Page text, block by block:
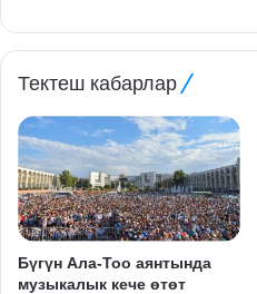
Тектеш кабарлар
Бүгүн Ала-Тоо аянтында
музыкалык кече өтөт